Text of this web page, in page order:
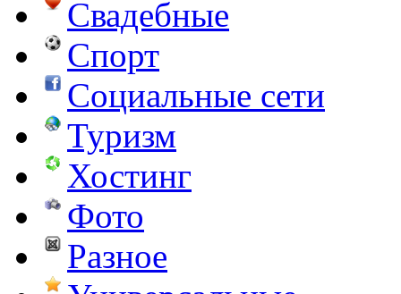
Свадебные
Спорт
Социальные сети
Туризм
Хостинг
Фото
Разное